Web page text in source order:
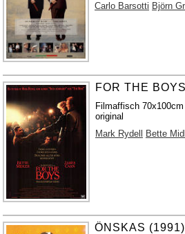
Carlo Barsotti Björn
FOR THE
Filmaffisch
original
Mark Rydell
Bette
ÖNSKAS (1991)